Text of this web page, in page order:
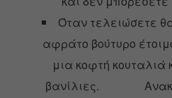
Όταν τελειώσετε
αφράτο βούτυρο
μια κοφτή κουταλιά
βανίλιες.